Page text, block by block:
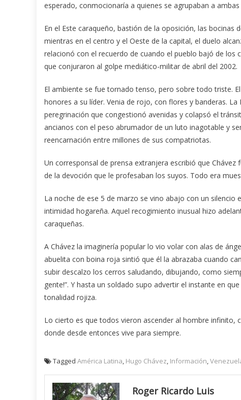
esperado, conmocionaría a quienes se agrupaban a
En el Este caraqueño, bastión de la oposición, las
mientras en el centro y el Oeste de la capital, el duelo
relacionó con el recuerdo de cuando el pueblo bajó de los
que conjuraron al golpe mediático-militar de abril del 2002.
El ambiente se fue tornado tenso, pero sobre todo triste.
honores a su líder. Venia de rojo, con flores y banderas.
peregrinación que congestionó avenidas y colapsó el
ancianos con el peso abrumador de un luto inagotable y
reencarnación entre millones de sus compatriotas.
Un corresponsal de prensa extranjera escribió que
de la devoción que le profesaban los suyos. Todo era
La noche de ese 5 de marzo se vino abajo con un
intimidad hogareña. Aquel recogimiento inusual hizo
caraqueñas.
A Chávez la imaginería popular lo vio volar con alas de
abuelita con boina roja sintió que él la abrazaba cuando
subir descalzo los cerros saludando, dibujando, como
gente!”. Y hasta un soldado supo advertir el instante en
tonalidad rojiza.
Lo cierto es que todos vieron ascender al hombre infinito,
donde desde entonces vive para siempre.
Tagged América Latina, Hugo Chávez, Información,
Roger Ricardo Luis